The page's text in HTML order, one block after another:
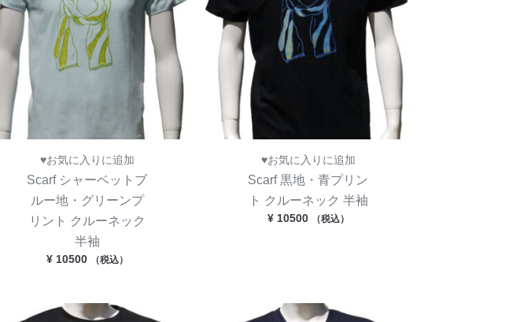
♥お気に入りに追加
Scarf シャーベットブ
ルー地・グリーンプ
リント クルーネック
半袖
¥10500 （税込）
♥お気に入りに追加
Scarf 黒地・青プリン
ト クルーネック 半袖
¥10500 （税込）